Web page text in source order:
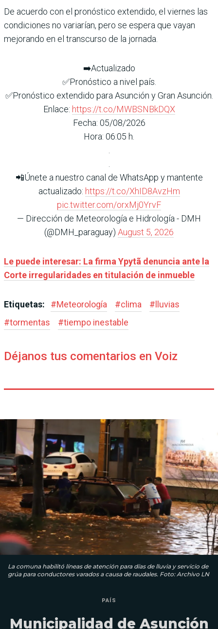
De acuerdo con el pronóstico extendido, el viernes las
condiciones no variarían, pero se espera que vayan
mejorando en el transcurso de la jornada.
➡️Actualizado
✅Pronóstico a nivel país.
✅Pronóstico extendido para Asunción y Gran Asunción.
Enlace: https://t.co/MWBSNBkDQX
Fecha: 05/08/2026
Hora: 06:05 h.
📲Únete a nuestro canal de WhatsApp y mantente
actualizado: https://t.co/XhID8AvzHm
pic.twitter.com/orxMj0YrvF
— Dirección de Meteorología e Hidrología - DMH
(@DMH_paraguay) August 5, 2026
Le puede interesar: La firma Ypytã denuncia ante la
Corte irregularidades en titulación de inmueble
Etiquetas: #Meteorología #clima #lluvias
#tormentas #tiempo inestable
Déjanos tus comentarios en Voiz
La comuna habilitó líneas de atención para días de lluvia y servicio de
grúa para conductores varados a causa de raudales. Foto: Archivo LN
PAÍS
Municipalidad de Asunción